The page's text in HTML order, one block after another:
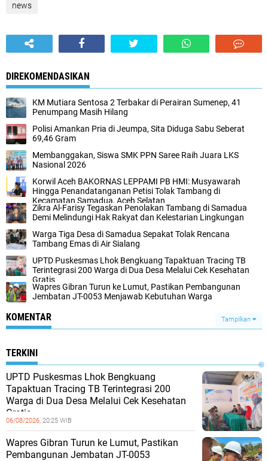
news
DIREKOMENDASIKAN
KM Mutiara Sentosa 2 Terbakar di Perairan Sumenep, 41
Penumpang Masih Hilang
Polisi Amankan Pria di Jeumpa, Sita Diduga Sabu Seberat
69,46 Gram
Membanggakan, Siswa SMK PPN Saree Raih Juara LKS
Nasional 2026
Korwil Aceh BAKORNAS LEPPAMI PB HMI: Musyawarah
Hingga Penandatanganan Petisi Tolak Tambang di
Kecamatan Samadua, Aceh Selatan
Zikra Al-Farisy Tegaskan Penolakan Tambang di Samadua
Demi Melindungi Hak Rakyat dan Kelestarian Lingkungan
Warga Tiga Desa di Samadua Sepakat Tolak Rencana
Tambang Emas di Air Sialang
UPTD Puskesmas Lhok Bengkuang Tapaktuan ‎Tracing TB
Terintegrasi 200 Warga di Dua Desa Melalui Cek Kesehatan
Gratis
Wapres Gibran Turun ke Lumut, Pastikan Pembangunan
Jembatan JT-0053 Menjawab Kebutuhan Warga
KOMENTAR Tampilkan
TERKINI
UPTD Puskesmas Lhok Bengkuang
Tapaktuan ‎Tracing TB Terintegrasi 200
Warga di Dua Desa Melalui Cek Kesehatan
Gratis
06/08/2026, 20:25 WIB
Wapres Gibran Turun ke Lumut, Pastikan
Pembangunan Jembatan JT-0053